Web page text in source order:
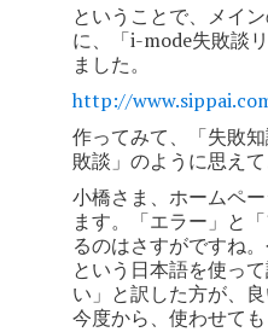
ということで、メイ
に、「i-mode失敗談
ました。
http://
作ってみて、「失敗
敗談」のように思えて
小橋さま、ホームペ
ます。「エラー」と
るのはさすがですね
という日本語を使っ
い」と訳した方が、
今度から、使わせても